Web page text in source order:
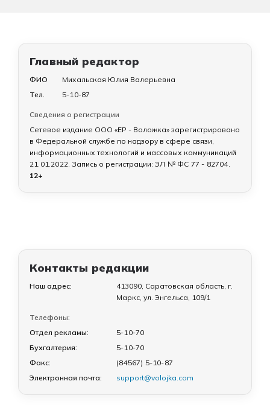
Главный редактор
ФИО
Михальская Юлия Валерьевна
Тел.
5-10-87
Сведения о регистрации
Сетевое издание ООО «ЕР - Воложка» зарегистрировано
в Федеральной службе по надзору в сфере связи,
информационных технологий и массовых коммуникаций
21.01.2022. Запись о регистрации: ЭЛ № ФС 77 - 82704.
12+
Контакты редакции
Наш адрес:
413090, Саратовская область, г.
Маркс, ул. Энгельса, 109/1
Телефоны:
Отдел рекламы:
5-10-70
Бухгалтерия:
5-10-70
Факс:
(84567) 5-10-87
Электронная почта:
support@volojka.com